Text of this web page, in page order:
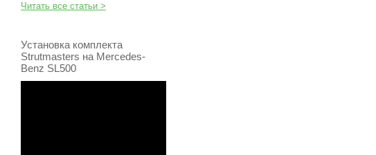
Читать все статьи >
Установка комплекта
Strutmasters на Mercedes-
Benz SL500